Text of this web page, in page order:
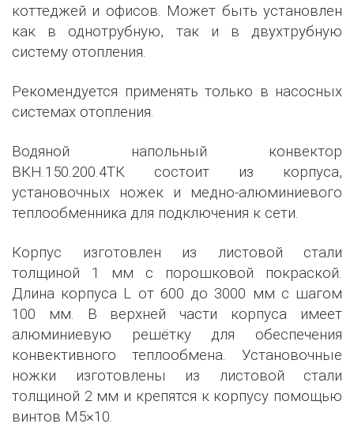
коттеджей и офисов. Может быть установлен
как в однотрубную, так и в двухтрубную
систему отопления.
Рекомендуется применять только в насосных
системах отопления.
Водяной напольный конвектор
ВКН.150.200.4ТК состоит из корпуса,
установочных ножек и медно-алюминиевого
теплообменника для подключения к сети.
Корпус изготовлен из листовой стали
толщиной 1 мм с порошковой покраской.
Длина корпуса L от 600 до 3000 мм с шагом
100 мм. В верхней части корпуса имеет
алюминиевую решётку для обеспечения
конвективного теплообмена. Установочные
ножки изготовлены из листовой стали
толщиной 2 мм и крепятся к корпусу помощью
винтов М5×10.